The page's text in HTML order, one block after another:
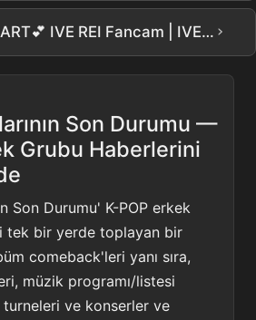
[4K] IN YOUR HEART💕 IVE REI Fancam | IVE REI @ 251031 SHOW WHAT I AM ›
Son Durumu —
Grubu Haberlerini
Son Durumu' K-POP erkek
tek bir yerde toplayan bir
comeback'leri yanı sıra,
müzik programı/listesi
turneleri ve konserler ve